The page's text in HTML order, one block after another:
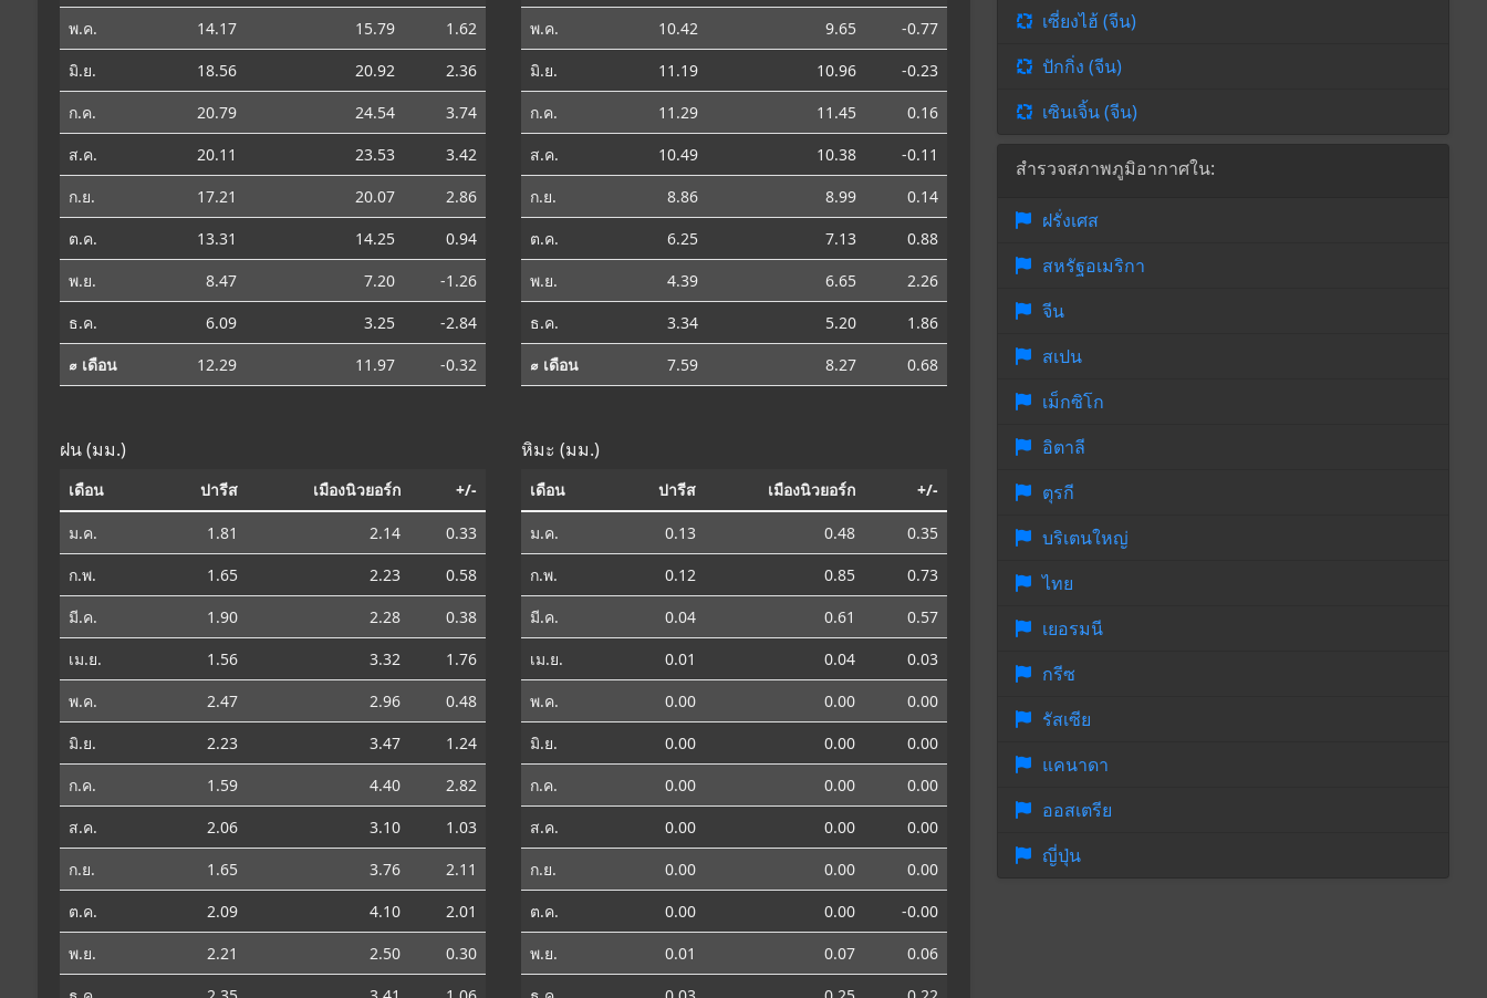
พ.ค.
14.17 15.79
1.62
มิ.ย.
18.56 20.92
2.36
ก.ค.
20.79 24.54
3.74
ส.ค.
20.11 23.53
3.42
ก.ย.
17.21 20.07
2.86
ต.ค.
13.31 14.25
0.94
พ.ย.
8.47 7.20
-1.26
ธ.ค.
6.09 3.25
-2.84
⌀ เดือน
12.29 11.97 -0.32
พ.ค.
10.42 9.65
-0.77
มิ.ย.
11.19 10.96
-0.23
ก.ค.
11.29 11.45
0.16
ส.ค.
10.49 10.38
-0.11
ก.ย.
8.86 8.99
0.14
ต.ค.
6.25 7.13
0.88
พ.ย.
4.39 6.65
2.26
ธ.ค.
3.34 5.20
1.86
⌀ เดือน
7.59 8.27 0.68
ฝน (มม.)
เดือน ปารีส เมืองนิวยอร์ก +/-
ม.ค. 1.81 2.14
0.33
ก.พ.
1.65 2.23
0.58
มี.ค.
1.90 2.28
0.38
เม.ย.
1.56 3.32
1.76
พ.ค.
2.47 2.96
0.48
มิ.ย.
2.23 3.47
1.24
ก.ค.
1.59 4.40
2.82
ส.ค.
2.06 3.10
1.03
ก.ย.
1.65 3.76
2.11
ต.ค.
2.09 4.10
2.01
พ.ย.
2.21 2.50
0.30
หิมะ (มม.)
เดือน ปารีส เมืองนิวยอร์ก +/-
ม.ค. 0.13 0.48
0.35
ก.พ.
0.12 0.85
0.73
มี.ค.
0.04 0.61
0.57
เม.ย.
0.01 0.04
0.03
พ.ค.
0.00 0.00
0.00
มิ.ย.
0.00 0.00
0.00
ก.ค.
0.00 0.00
0.00
ส.ค.
0.00 0.00
0.00
ก.ย.
0.00 0.00
0.00
ต.ค.
0.00 0.00
-0.00
พ.ย.
0.01 0.07
0.06
เซี่ยงไฮ้ (จีน)
ปักกิ่ง (จีน)
เซินเจิ้น (จีน)
สำรวจสภาพภูมิอากาศใน:
ฝรั่งเศส
สหรัฐอเมริกา
จีน
สเปน
เม็กซิโก
อิตาลี
ตุรกี
บริเตนใหญ่
ไทย
เยอรมนี
กรีซ
รัสเซีย
แคนาดา
ออสเตรีย
ญี่ปุ่น